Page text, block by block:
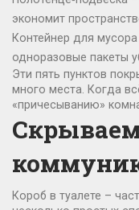
экономит
Контейнер для
одноразовые пакеты
Эти пять пунктов
много места. Когда
«причесыванию»
Короб в туалете –